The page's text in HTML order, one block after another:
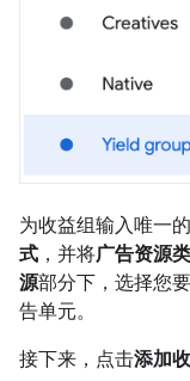
为收益组输入唯一的
式 ，并将广告资源
源部分下，选择您
告单元。
接下来，点击添加